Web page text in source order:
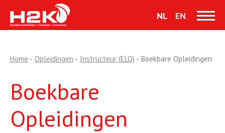
NL EN
Home - Opleidingen - Instructeur (ELO) - Boekbare Opleidingen
Boekbare
Opleidingen